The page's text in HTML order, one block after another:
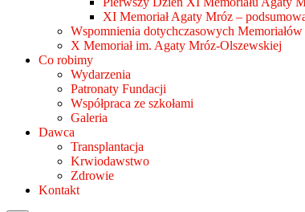
XI Memoriał Agaty Mróz –
Wspomnienia dotychczasowych Memoriałów
X Memoriał im. Agaty Mróz-Olszewskiej
Co robimy
Wydarzenia
Patronaty Fundacji
Współpraca ze szkołami
Galeria
Dawca
Transplantacja
Krwiodawstwo
Zdrowie
Kontakt